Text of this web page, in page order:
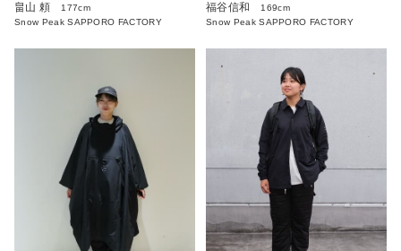
畠山 頼
177cm
Snow Peak SAPPORO FACTORY
福谷信和
169cm
Snow Peak SAPPORO FACTORY